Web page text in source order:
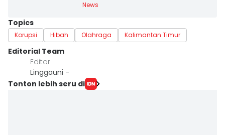
News
Topics
Korupsi Hibah Olahraga Kalimantan Timur
Editorial Team
Editor
Linggauni -
Tonton lebih seru di